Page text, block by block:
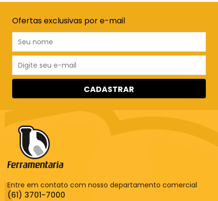
Ofertas exclusivas por e-mail
CADASTRAR
Entre em contato com nosso departamento comercial
(61) 3701-7000